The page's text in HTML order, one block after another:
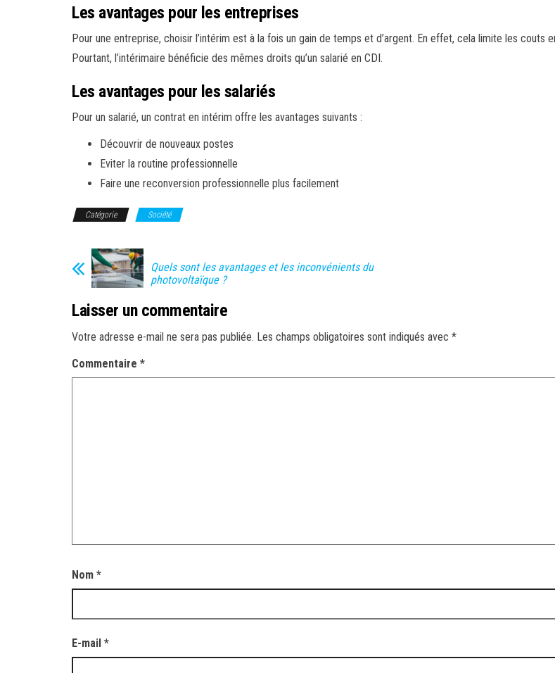
Les avantages pour les entreprises
Pour une entreprise, choisir l’intérim est à la fois un gain de temps et d’argent. En effet, cela limite les couts
Pourtant, l’intérimaire bénéficie des mêmes droits qu’un salarié en CDI.
Les avantages pour les salariés
Pour un salarié, un contrat en intérim offre les avantages suivants :
Découvrir de nouveaux postes
Eviter la routine professionnelle
Faire une reconversion professionnelle plus facilement
Catégorie Société
Quels sont les avantages et les inconvénients du
photovoltaïque ?
Laisser un commentaire
Votre adresse e-mail ne sera pas publiée. Les champs obligatoires sont indiqués avec *
Commentaire *
Nom *
E-mail *